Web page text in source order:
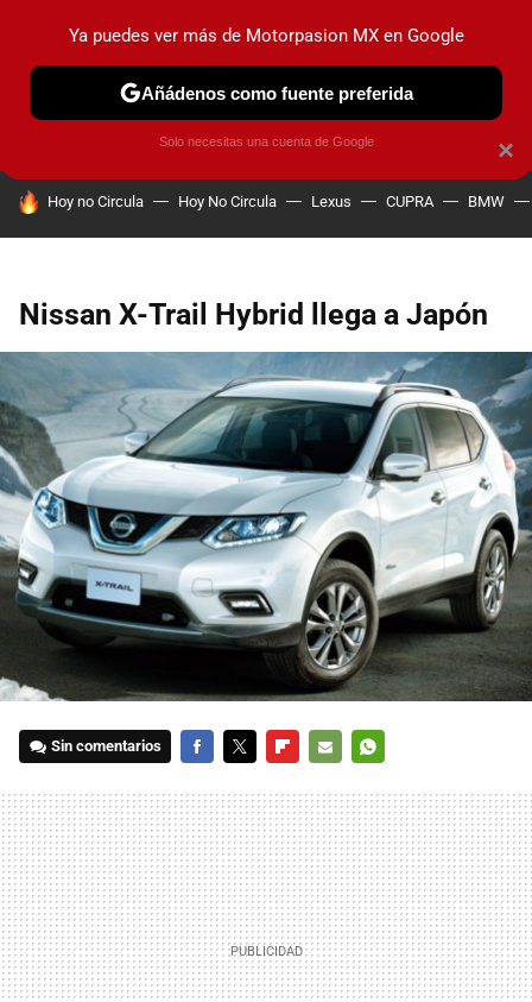
PRUEBAS INDUSTRIA HOY NO CIRCULA
HOY SE HABLA DE
Hoy no Circula Hoy No Circula Lexus CUPRA BMW
Nissan X-Trail Hybrid llega a Japón
Sin comentarios
MAIL
×
Ya puedes ver más de Motorpasion MX en Google
Añádenos como fuente preferida
Solo necesitas una cuenta de Google